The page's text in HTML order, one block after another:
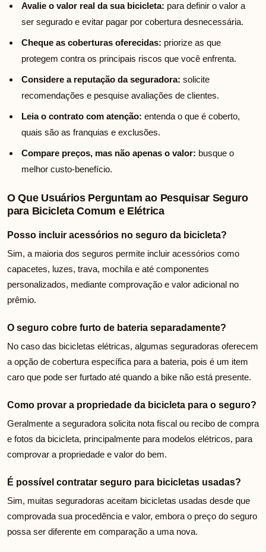
Avalie o valor real da sua bicicleta: para definir o valor a
ser segurado e evitar pagar por cobertura desnecessária.
Cheque as coberturas oferecidas: priorize as que
protegem contra os principais riscos que você enfrenta.
Considere a reputação da seguradora: solicite
recomendações e pesquise avaliações de clientes.
Leia o contrato com atenção: entenda o que é coberto,
quais são as franquias e exclusões.
Compare preços, mas não apenas o valor: busque o
melhor custo-benefício.
O Que Usuários Perguntam ao Pesquisar Seguro
para Bicicleta Comum e Elétrica
Posso incluir acessórios no seguro da bicicleta?
Sim, a maioria dos seguros permite incluir acessórios como
capacetes, luzes, trava, mochila e até componentes
personalizados, mediante comprovação e valor adicional no
prêmio.
O seguro cobre furto de bateria separadamente?
No caso das bicicletas elétricas, algumas seguradoras oferecem
a opção de cobertura específica para a bateria, pois é um item
caro que pode ser furtado até quando a bike não está presente.
Como provar a propriedade da bicicleta para o seguro?
Geralmente a seguradora solicita nota fiscal ou recibo de compra
e fotos da bicicleta, principalmente para modelos elétricos, para
comprovar a propriedade e valor do bem.
É possível contratar seguro para bicicletas usadas?
Sim, muitas seguradoras aceitam bicicletas usadas desde que
comprovada sua procedência e valor, embora o preço do seguro
possa ser diferente em comparação a uma nova.